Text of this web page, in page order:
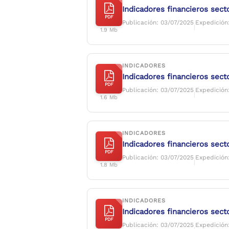
PDF
1.9 Mb
Indicadores financieros
Publicación: 03/07/2025
|
PDF
1.6 Mb
INDICADORES
Indicadores financieros
Publicación: 03/07/2025
|
PDF
1.8 Mb
INDICADORES
Indicadores financieros
Publicación: 03/07/2025
|
PDF
INDICADORES
Indicadores financieros
Publicación: 03/07/2025